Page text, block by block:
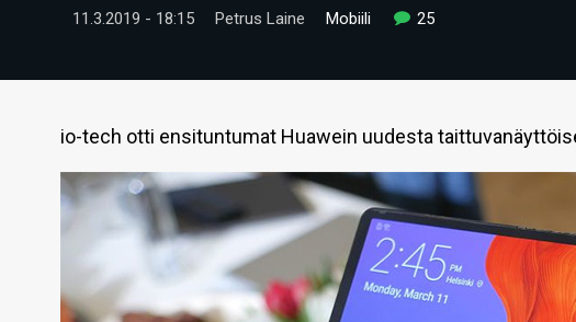
11.3.2019 - 18:15 Petrus Laine Mobiili 25
io-tech otti ensituntumat Huawein uudesta